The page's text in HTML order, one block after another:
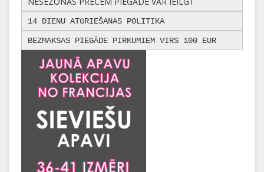
14 DIENU ATGRIEŠANAS POLITIKA
BEZMAKSAS PIEGĀDE PIRKUMIEM VIRS 100 EUR